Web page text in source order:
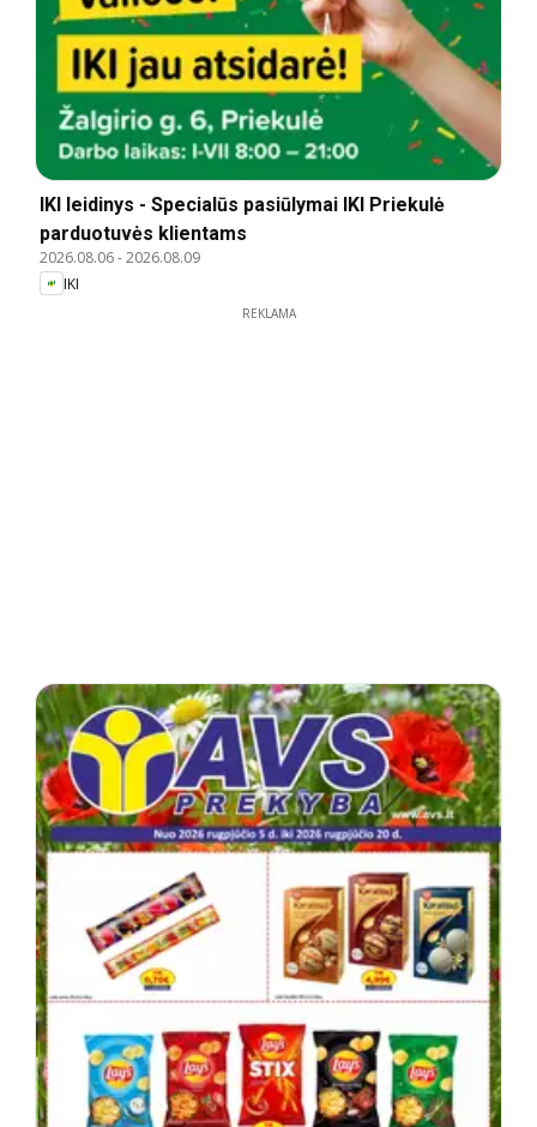
IKI leidinys - Specialūs pasiūlymai IKI Priekulė
parduotuvės klientams
2026.08.06-2026.08.09
IKI
REKLAMA